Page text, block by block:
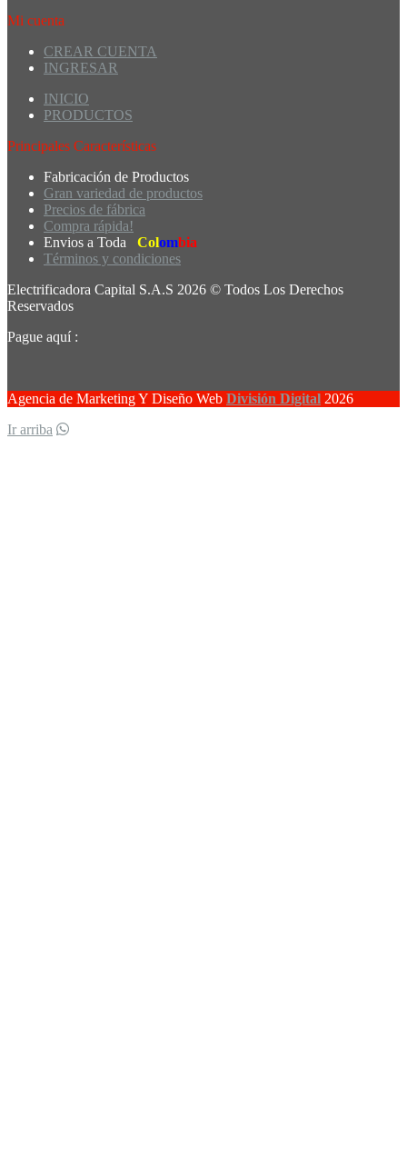
Mi cuenta
CREAR CUENTA
INGRESAR
INICIO
PRODUCTOS
Principales Características
Fabricación de Productos
Gran variedad de productos
Precios de fábrica
Compra rápida!
Envios a Toda
Colombia
Términos y condiciones
Electrificadora Capital S.A.S 2026 © Todos Los Derechos
Reservados
Pague aquí :
Agencia de Marketing Y Diseño Web División Digital 2026
Ir arriba